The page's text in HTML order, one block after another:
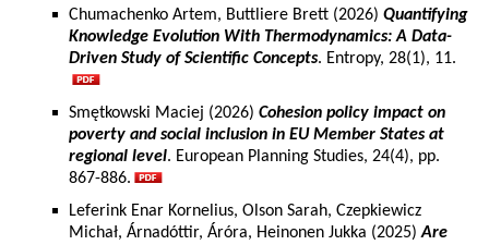
Chumachenko Artem, Buttliere Brett (2026) Quantifying
Knowledge Evolution With Thermodynamics: A Data-
Driven Study of Scientific Concepts. Entropy, 28(1), 11.
Smętkowski Maciej (2026) Cohesion policy impact on
poverty and social inclusion in EU Member States at
regional level. European Planning Studies, 24(4), pp.
867-886.
Leferink Enar Kornelius, Olson Sarah, Czepkiewicz
Michał, Árnadóttir, Áróra, Heinonen Jukka (2025)Are